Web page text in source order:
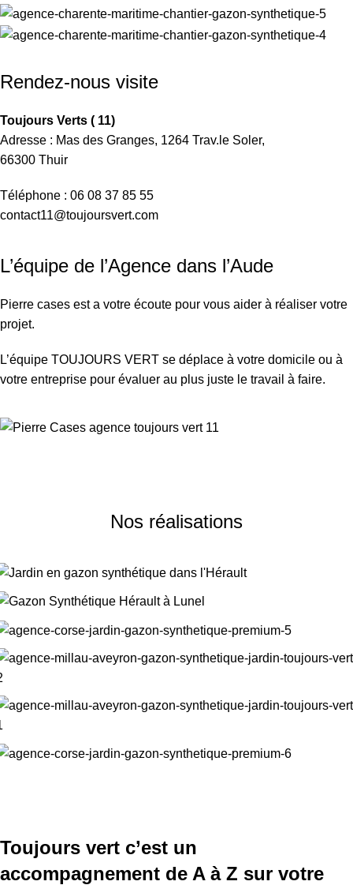
Rendez-nous visite
Toujours Verts ( 11)
Adresse : Mas des Granges, 1264 Trav.le Soler,
66300 Thuir
Téléphone : 06 08 37 85 55
contact11@toujoursvert.com
L’équipe de l’Agence dans l’Aude
Pierre cases est a votre écoute pour vous aider à réaliser votre
projet.
L’équipe TOUJOURS VERT se déplace à votre domicile ou à
votre entreprise pour évaluer au plus juste le travail à faire.
Nos réalisations
Toujours vert c’est un
accompagnement de A à Z sur votre